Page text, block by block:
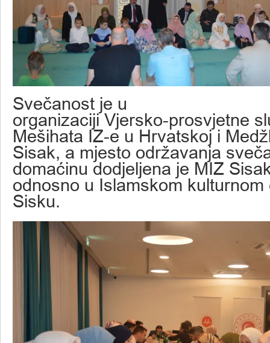
Svečanost je u
organizaciji Vjersko-prosvjetne
Mešihata IZ-e u Hrvatskoj i
Sisak, a mjesto održavanja
domaćinu dodjeljena je MIZ
odnosno u Islamskom kulturnom
Sisku.